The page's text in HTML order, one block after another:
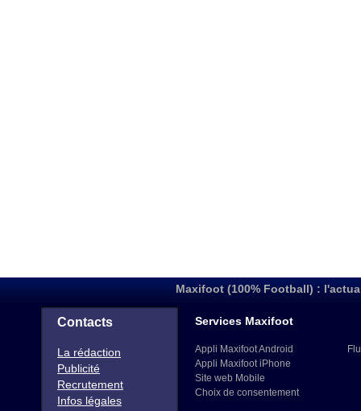
Maxifoot (100% Football) :
Contacts
La rédaction
Publicité
Recrutement
Infos légales
Services Maxifoot
Appli Maxifoot Android
Appli Maxifoot iPhone
Site web Mobile
Choix de consentement